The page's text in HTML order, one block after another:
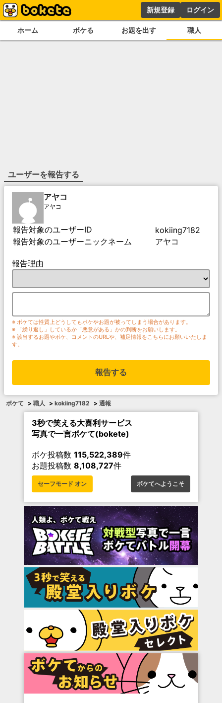
新規登録 ログイン
ホーム ボケる お題を出す 職人
ユーザーを報告する
アヤコ
アヤコ
報告対象のユーザーID
kokiing7182
報告対象のユーザーニックネーム
アヤコ
報告理由
※ ボケては性質上どうしてもボケやお題が被ってしまう場合があります。
※ 「繰り返し」しているか「悪意がある」かの判断をお願いします。
※ 該当するお題やボケ、コメントのURLや、補足情報をこちらにお願いいたしま
す。
報告する
ボケて > 職人 > kokiing7182 > 通報
3秒で笑える大喜利サービス
写真で一言ボケて(bokete)
ボケ投稿数 115,522,389件
お題投稿数 8,108,727件
セーフモード オン ボケてへようこそ